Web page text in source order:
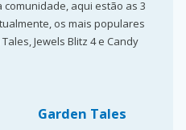
aqui estão as 3
os mais populares
Jewels Blitz 4 e Candy
Garden Tales